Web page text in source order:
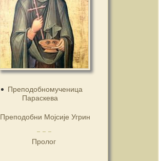
Преподобномученица
Параскева
Преподобни Мојсије Угрин
Пролог